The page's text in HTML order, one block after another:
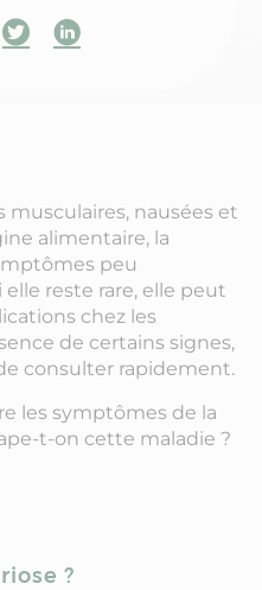
musculaires, nausées et
alimentaire, la
peu
reste rare, elle peut
chez les
de certains signes,
consulter rapidement.
les symptômes de la
t-on cette maladie ?
?